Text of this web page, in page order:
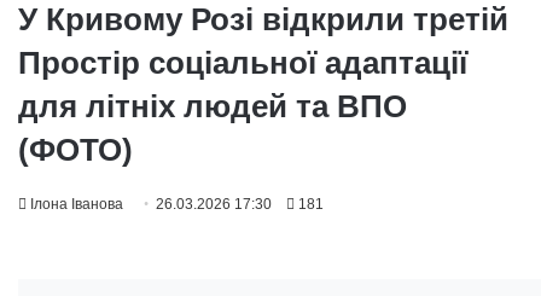
У Кривому Розі відкрили третій
Простір соціальної адаптації
для літніх людей та ВПО
(ФОТО)
Ілона Іванова 26.03.2026 17:30 181